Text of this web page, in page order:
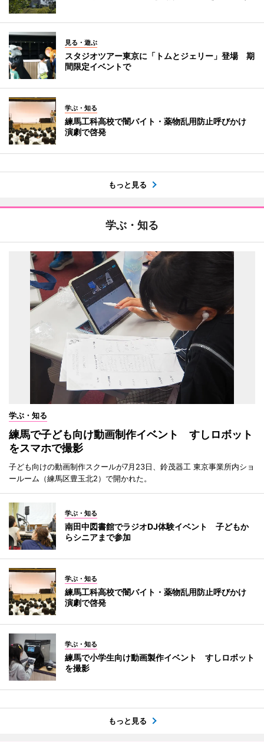
見る・遊ぶ
スタジオツアー東京に「トムとジェリー」登場 期
間限定イベントで
学ぶ・知る
練馬工科高校で闇バイト・薬物乱用防止呼びかけ
演劇で啓発
もっと見る
学ぶ・知る
学ぶ・知る
練馬で子ども向け動画制作イベント すしロボット
をスマホで撮影
子ども向けの動画制作スクールが7月23日、鈴茂器工 東京事業所内ショ
ールーム（練馬区豊玉北2）で開かれた。
学ぶ・知る
南田中図書館でラジオDJ体験イベント 子どもか
らシニアまで参加
学ぶ・知る
練馬工科高校で闇バイト・薬物乱用防止呼びかけ
演劇で啓発
学ぶ・知る
練馬で小学生向け動画製作イベント すしロボット
を撮影
もっと見る